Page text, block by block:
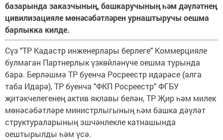
базарында заказчының, башкаручының һәм дәүләтнең
цивилизацияле мөнәсәбәтләрен урнаштыручы оешма
барлыкка килде.
Сүз "ТР Кадастр инженерлары берлеге" Коммерцияле
булмаган Партнерлык үзкөйләнүче оешма турында
бара. Берләшмә ТР буенча Росреестр идарәсе (алга
таба Идарә), ТР буенча "ФКП Росреестр" ФГБУ
җитәкчелегенең актив яклавы белән, ТР Җир һәм милек
мөнәсәбәтләре министрлыгының һәм башка дәүләт
структураларының эшчәнлекле катнашында
оештырылды һәм үсә.